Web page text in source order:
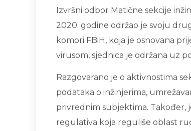
Izvršni odbor Matične sekcije
2020. godine održao je svoju
komori FBiH, koja je osnovana
virusom, sjednica je održana uz
Razgovarano je o aktivnostima
podataka o inžinjerima,
privrednim subjektima. Također,
regulativa koja reguliše oblast